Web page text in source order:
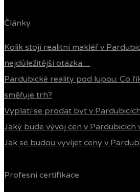
Články
Kolik stojí realitní makléř v
nejdůležitější otázka…
Pardubické reality pod lupou: Co
směřuje trh?
Vyplatí se prodat byt v
Jaký bude vývoj cen v Pardubicích
Jak se budou vyvíjet ceny v
Profesní certifikace